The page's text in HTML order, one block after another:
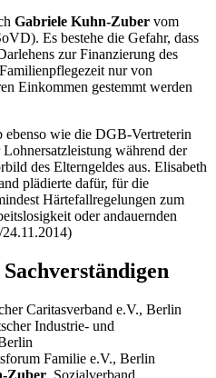
Gabriele Kuhn-Zuber vom
Es bestehe die Gefahr, dass
zur Finanzierung des
nur von
Einkommen gestemmt werden
ebenso wie die DGB-Vertreterin
während der
des Elterngeldes aus. Elisabeth
plädierte dafür, für die
Härtefallregelungen zum
oder andauernden
Caritasverband e.V., Berlin
Industrie- und
Familie e.V., Berlin
Zuber , Sozialverband